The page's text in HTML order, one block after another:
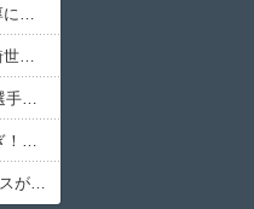
海外「どんでん返し！」ロドリのバルサ入りが濃厚になって海外大騒ぎ！（海外の反応）
海外「プレミアのレベルか？」ブライトンが上田綺世の獲得に動き出して海外大騒ぎ！（海外の反応）
海外「お前が言うな！」FIFA会長を批判した元名選手に海外から猛反発！（海外の反応）
海外「騙されるな！」FIFA会長の謝罪に海外大騒ぎ！（海外の反応）
海外「良いスーツだ！」鎌田大地の誕生日にCパレスが投稿した写真に海外大騒ぎ！（海外の反応）